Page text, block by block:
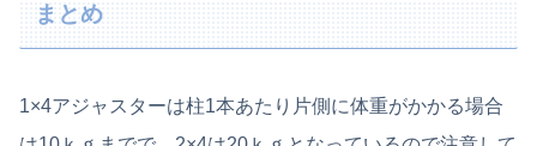
まとめ
1×4アジャスターは柱1本あたり片側に体重がかかる場合